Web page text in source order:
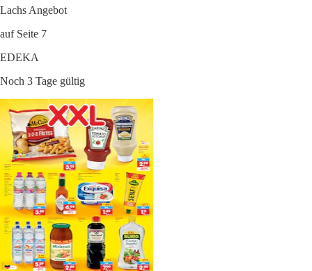
Lachs Angebot
auf Seite 7
EDEKA
Noch 3 Tage gültig